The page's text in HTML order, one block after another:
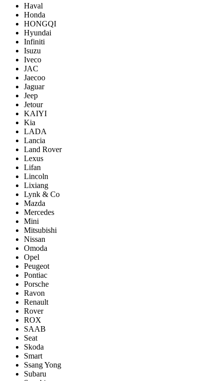
Haval
Honda
HONGQI
Hyundai
Infiniti
Isuzu
Iveco
JAC
Jaecoo
Jaguar
Jeep
Jetour
KAIYI
Kia
LADA
Lancia
Land Rover
Lexus
Lifan
Lincoln
Lixiang
Lynk & Co
Mazda
Mercedes
Mini
Mitsubishi
Nissan
Omoda
Opel
Peugeot
Pontiac
Porsсhe
Ravon
Renault
Rover
ROX
SAAB
Seat
Skoda
Smart
Ssang Yong
Subaru